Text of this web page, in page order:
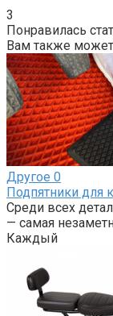
3
Понравилась
Вам также
Другое 0
Подпятники для
Среди всех
— самая
Каждый